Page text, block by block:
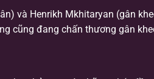
và Henrikh Mkhitaryan (gân
cũng đang chấn thương gân